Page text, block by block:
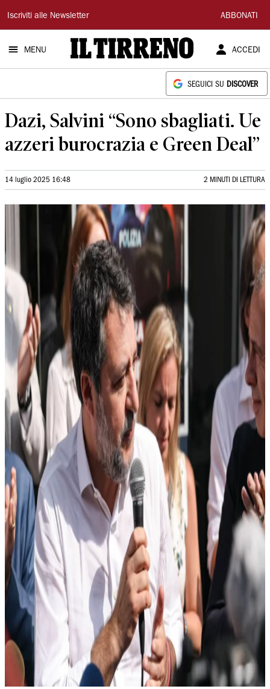
Il
Tirreno
Iscriviti alle Newsletter ABBONATI
MENU ACCEDI
SEGUICI SU DISCOVER
Dazi, Salvini “Sono sbagliati. Ue
azzeri burocrazia e Green Deal”
14 luglio 2025 16:48 2 MINUTI DI LETTURA